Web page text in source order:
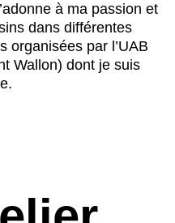
à ma passion et
dans différentes
organisées par l’UAB
Wallon) dont je suis